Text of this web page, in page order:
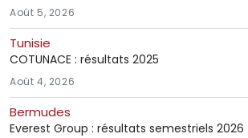
Août 5, 2026
Tunisie
COTUNACE : résultats 2025
Août 4, 2026
Bermudes
Everest Group : résultats semestriels 2026